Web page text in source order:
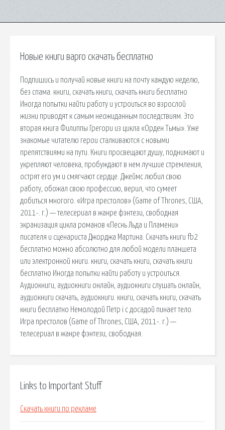
Новые книги варго скачать бесплатно
Подпишись и получай новые книги на почту каждую неделю,
без спама. книги, скачать книги, скачать книги бесплатно
Иногда попытки найти работу и устроиться во взрослой
жизни приводят к самым неожиданным последствиям. Это
вторая книга Филиппы Грегори из цикла «Орден Тьмы». Уже
знакомые читателю герои сталкиваются с новыми
препятствиями на пути. Книги просвещают душу, поднимают и
укрепляют человека, пробуждают в нем лучшие стремления,
острят его ум и смягчают сердце. Джеймс любил свою
работу, обожал свою профессию, верил, что сумеет
добиться многого. «Игра престолов» (Game of Thrones, США,
2011-. г.) — телесериал в жанре фэнтези, свободная
экранизация цикла романов «Песнь Льда и Пламени»
писателя и сценариста Джорджа Мартина. Cкачать книги fb2
бесплатно можно абсолютно для любой модели планшета
или электронной книги. книги, скачать книги, скачать книги
бесплатно Иногда попытки найти работу и устроиться.
Аудиокниги, аудиокниги онлайн, аудиокниги слушать онлайн,
аудиокниги скачать, аудиокниги. книги, скачать книги, скачать
книги бесплатно Немолодой Петр i с досадой пинает тело.
Игра престолов (Game of Thrones, США, 2011-. г.) —
телесериал в жанре фэнтези, свободная.
Links to Important Stuff
Скачать книги по рекламе